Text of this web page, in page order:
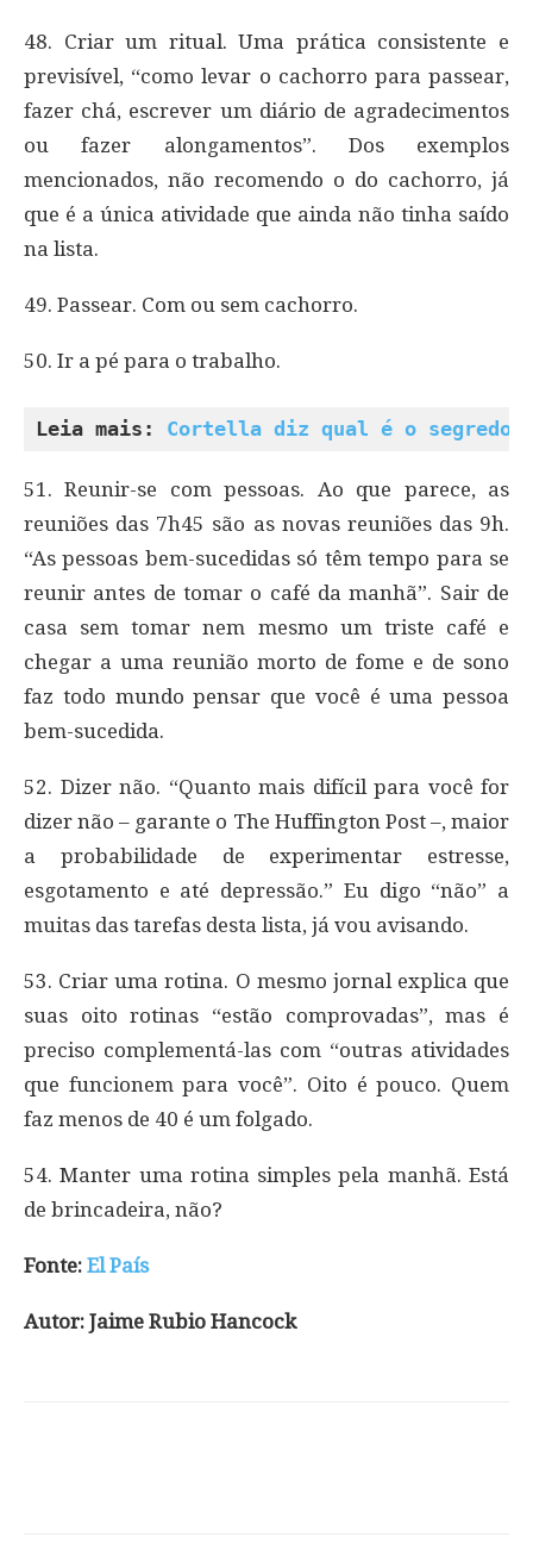
48. Criar um ritual. Uma prática consistente e
previsível, “como levar o cachorro para passear,
fazer chá, escrever um diário de agradecimentos
ou fazer alongamentos”. Dos exemplos
mencionados, não recomendo o do cachorro, já
que é a única atividade que ainda não tinha saído
na lista.
49. Passear. Com ou sem cachorro.
50. Ir a pé para o trabalho.
Leia mais: Cortella diz qual é o segredo
51. Reunir-se com pessoas. Ao que parece, as
reuniões das 7h45 são as novas reuniões das 9h.
“As pessoas bem-sucedidas só têm tempo para se
reunir antes de tomar o café da manhã”. Sair de
casa sem tomar nem mesmo um triste café e
chegar a uma reunião morto de fome e de sono
faz todo mundo pensar que você é uma pessoa
bem-sucedida.
52. Dizer não. “Quanto mais difícil para você for
dizer não – garante o The Huffington Post –, maior
a probabilidade de experimentar estresse,
esgotamento e até depressão.” Eu digo “não” a
muitas das tarefas desta lista, já vou avisando.
53. Criar uma rotina. O mesmo jornal explica que
suas oito rotinas “estão comprovadas”, mas é
preciso complementá-las com “outras atividades
que funcionem para você”. Oito é pouco. Quem
faz menos de 40 é um folgado.
54. Manter uma rotina simples pela manhã. Está
de brincadeira, não?
Fonte: El País
Autor: Jaime Rubio Hancock